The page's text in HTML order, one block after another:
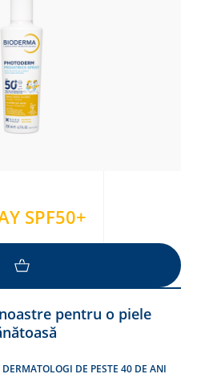
SPF50+
pentru o piele
DE PESTE 40 DE ANI